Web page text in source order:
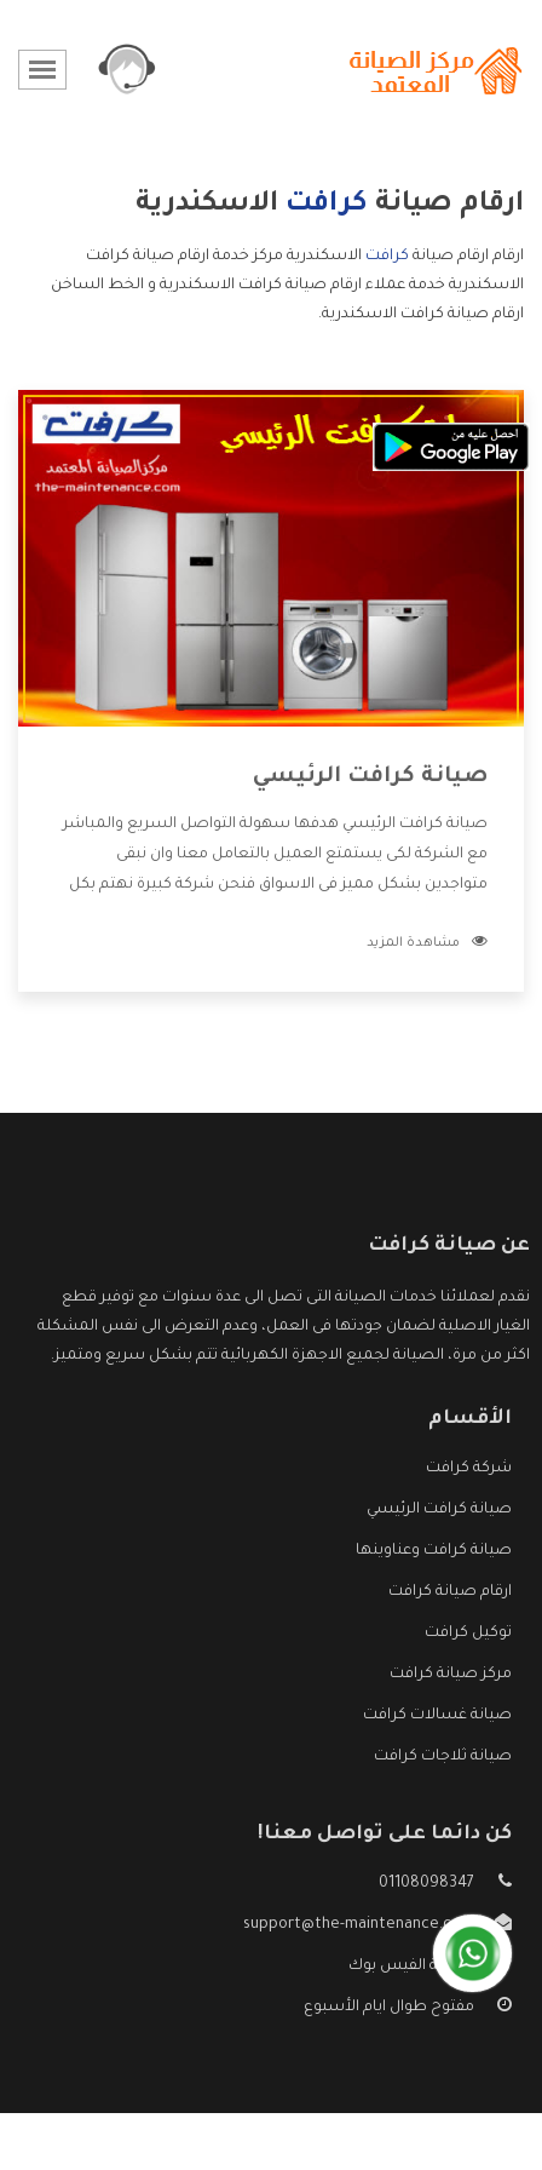
ارقام صيانة كرافت الاسكندرية
ارقام ارقام صيانة كرافت الاسكندرية مركز خدمة ارقام صيانة كرافت
الاسكندرية خدمة عملاء ارقام صيانة كرافت الاسكندرية و الخط الساخن
ارقام صيانة كرافت الاسكندرية.
صيانة كرافت الرئيسي
صيانة كرافت الرئيسي هدفها سهولة التواصل السريع والمباشر
مع الشركة لكى يستمتع العميل بالتعامل معنا وان نبقى
متواجدين بشكل مميز فى الاسواق فنحن شركة كبيرة نهتم بكل
الشركة بها والتى تكون منها خدمة الصيانة التى تكون من أهم
مشاهدة المزيد
عن صيانة كرافت
نقدم لعملائنا خدمات الصيانة التى تصل الى عدة سنوات مع توفير قطع
الغيار الاصلية لضمان جودتها فى العمل، وعدم التعرض الى نفس المشكلة
اكثر من مرة، الصيانة لجميع الاجهزة الكهربائية تتم بشكل سريع ومتميز.
الأقسام
شركة كرافت
صيانة كرافت الرئيسي
صيانة كرافت وعناوينها
ارقام صيانة كرافت
توكيل كرافت
مركز صيانة كرافت
صيانة غسالات كرافت
صيانة ثلاجات كرافت
كن دائما على تواصل معنا!
01108098347
support@the-maintenance.com
صفحة الفيس بوك
مفتوح طوال ايام الأسبوع